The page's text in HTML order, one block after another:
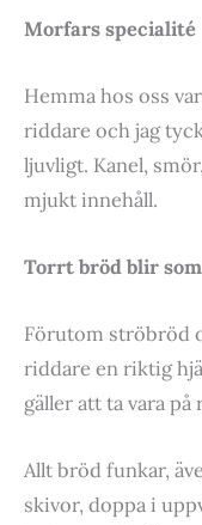
Morfars specialité
Hemma hos oss
riddare och jag
ljuvligt. Kanel,
mjukt innehåll.
Torrt bröd blir
Förutom ströbröd
riddare en riktig
gäller att ta vara på
Allt bröd funkar,
skivor, doppa i